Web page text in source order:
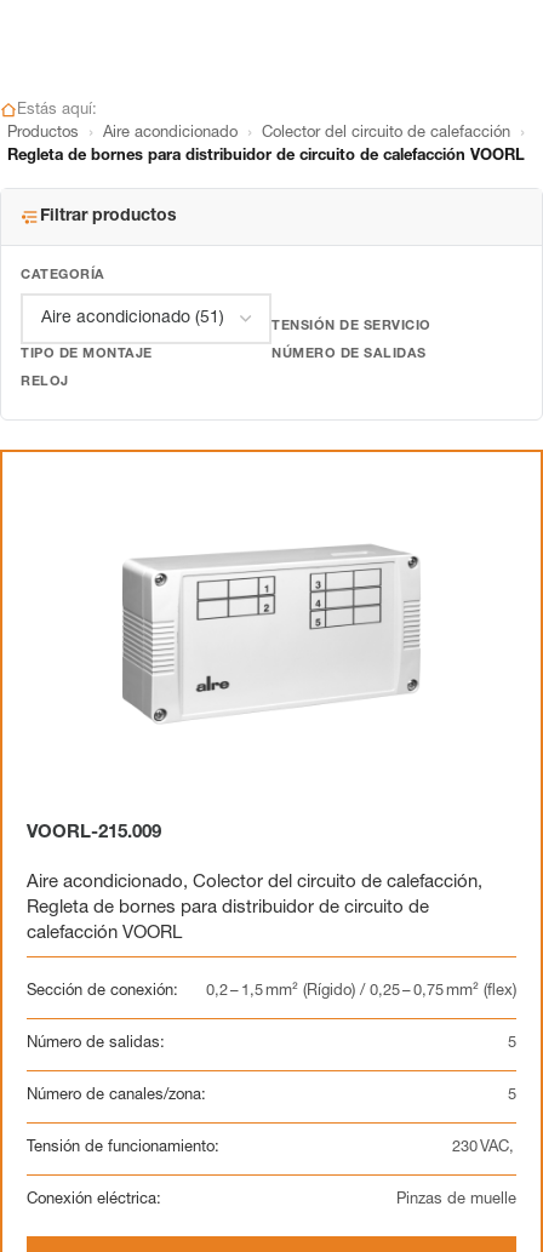
Estás aquí:
Productos
› Aire acondicionado › Colector del circuito de calefacción ›
Regleta de bornes para distribuidor de circuito de calefacción VOORL
Filtrar productos
CATEGORÍA
TENSIÓN DE SERVICIO
TIPO DE MONTAJE NÚMERO DE SALIDAS
RELOJ
VOORL-215.009
Aire acondicionado, Colector del circuito de calefacción,
Regleta de bornes para distribuidor de circuito de
calefacción VOORL
Sección de conexión: 0,2 – 1,5 mm² (Rígido) / 0,25 – 0,75 mm² (flex)
Número de salidas: 5
Número de canales/zona: 5
Tensión de funcionamiento: 230 VAC,
Conexión eléctrica: Pinzas de muelle